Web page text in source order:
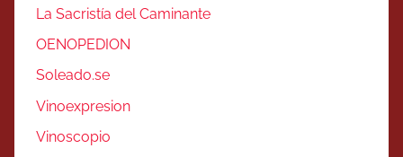
La Sacristía del Caminante
OENOPEDION
Soleado.se
Vinoexpresion
Vinoscopio